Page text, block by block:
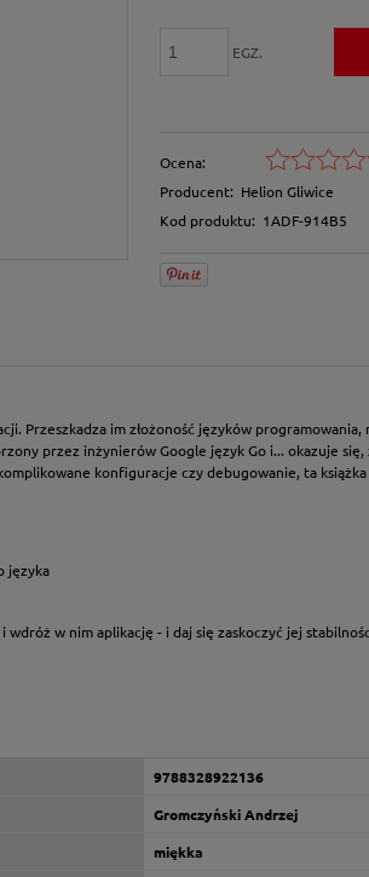
EGZ.
Ocena:
Producent: Helion Gliwice
Kod produktu: 1ADF-914B5
im złożoność języków
przez inżynierów Google język Go i... okazuje
konfiguracje czy debugowanie, ta
języka
w nim aplikację - i daj się zaskoczyć jej
9788328922136
Gromczyński Andrzej
miękka